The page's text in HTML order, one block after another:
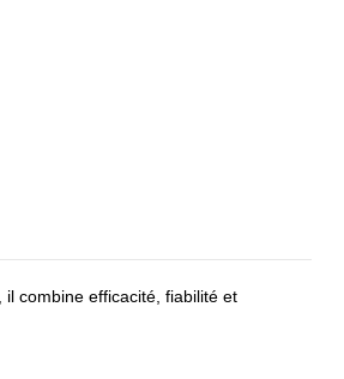
combine efficacité, fiabilité et